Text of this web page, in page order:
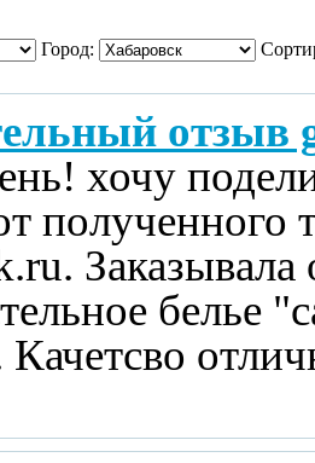
Город:
отзыв
хочу
полученного
белье
Качетсво